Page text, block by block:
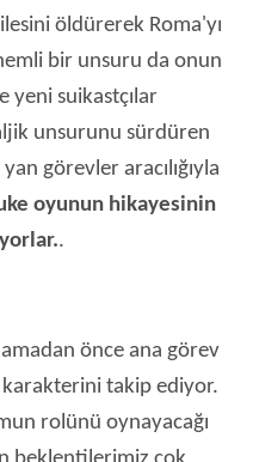
öldürerek Roma'yı
bir unsuru da onun
yeni suikastçılar
unsurunu sürdüren
görevler aracılığıyla
oyunun hikayesinin
.
önce ana görev
karakterini takip ediyor.
rolünü oynayacağı